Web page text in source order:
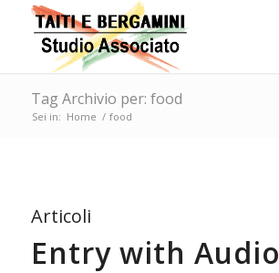
Tag Archivio per: food
Sei in: Home / food
Articoli
Entry with Audio